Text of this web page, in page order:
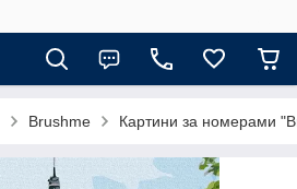
Brushme Картини за номерами